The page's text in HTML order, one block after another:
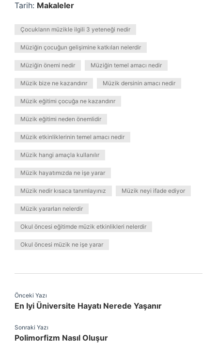
Tarih: Makaleler
Çocukların müzikle ilgili 3 yeteneği nedir
Müziğin çocuğun gelişimine katkıları nelerdir
Müziğin önemi nedir Müziğin temel amacı nedir
Müzik bize ne kazandırır Müzik dersinin amacı nedir
Müzik eğitimi çocuğa ne kazandırır
Müzik eğitimi neden önemlidir
Müzik etkinliklerinin temel amacı nedir
Müzik hangi amaçla kullanılır
Müzik hayatımızda ne işe yarar
Müzik nedir kısaca tanımlayınız Müzik neyi ifade ediyor
Müzik yararları nelerdir
Okul öncesi eğitimde müzik etkinlikleri nelerdir
Okul öncesi müzik ne işe yarar
Önceki Yazı
En Iyi Üniversite Hayatı Nerede Yaşanır
Sonraki Yazı
Polimorfizm Nasıl Oluşur